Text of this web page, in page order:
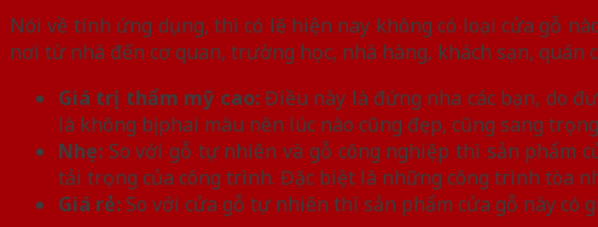
Nói về tính ứng dụng, thì có lẽ hiện nay không có loại cửa gỗ
nơi từ nhà đến cơ quan, trường học, nhà hàng, khách sạn,
Giá trị thẩm mỹ cao:Điều này là đứng nha các bạn, do
là không bị phai màu nên lúc nào cũng đẹp, cũng sang
Nhẹ: So với gỗ tự nhiên và gỗ công nghiệp thì sản phẩm
tải trọng của công trình. Đặc biệt là những công trình tòa
Giá rẻ:So với cửa gỗ tự nhiên thì sản phẩm cửa gỗ này